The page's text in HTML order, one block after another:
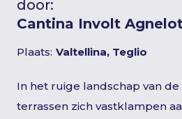
door:
Cantina Involt
Plaats: Valtellina, Teglio
In het ruige landschap van
terrassen zich vastklampen